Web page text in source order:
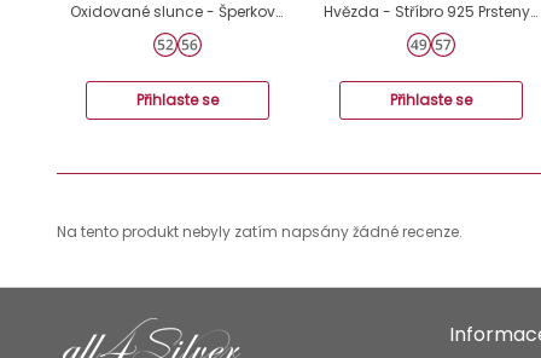
Oxidované slunce - Šperkovní Stříbro 925 Prsteny Bez Kamenů A4S45025
Přihlaste se
Hvězda - Stříbro 925 Prsteny bez kamenů A4S36531
Přihlaste se
Na tento produkt nebyly zatím napsány žádné recenze.